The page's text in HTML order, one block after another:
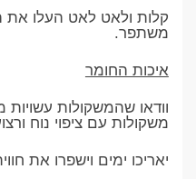
קלות ולאט לאט העלו
משתפר.
איכות החומר
וודאו שהמשקולות עשויות
משקולות עם ציפוי נוח
יאריכו ימים וישפרו את